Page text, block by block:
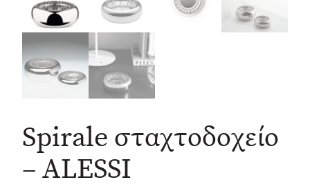
Spirale σταχτοδοχείο
– ALESSI